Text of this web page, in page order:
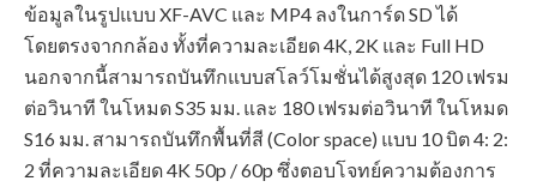
ข้อมูลในรูปแบบ XF-AVC และ MP4 ลงในการ์ด SD ได้
โดยตรงจากกล้อง ทั้งที่ความละเอียด 4K, 2K และ Full HD
นอกจากนี้สามารถบันทึกแบบสโลว์โมชั่นได้สูงสุด 120 เฟรม
ต่อวินาที ในโหมด S35 มม. และ 180 เฟรมต่อวินาที ในโหมด
S16 มม. สามารถบันทึกพื้นที่สี (Color space) แบบ 10 บิต 4: 2:
2 ที่ความละเอียด 4K 50p / 60p ซึ่งตอบโจทย์ความต้องการ